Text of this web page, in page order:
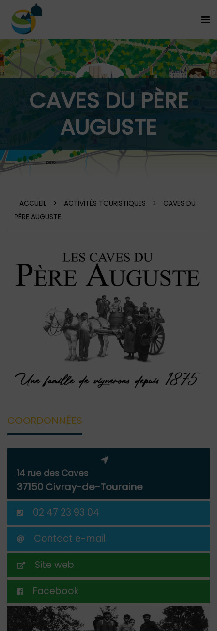
CAVES DU PÈRE
AUGUSTE
ACCUEIL > ACTIVITÉS TOURISTIQUES >
CAVES DU
PÈRE AUGUSTE
COORDONNÉES
14 rue des Caves
37150 Civray-de-Touraine
02 47 23 93 04
Contact e-mail
Site web
Facebook